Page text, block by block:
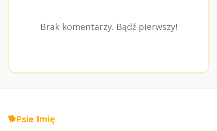
Brak komentarzy. Bądź pierwszy!
🐕Psie Imię